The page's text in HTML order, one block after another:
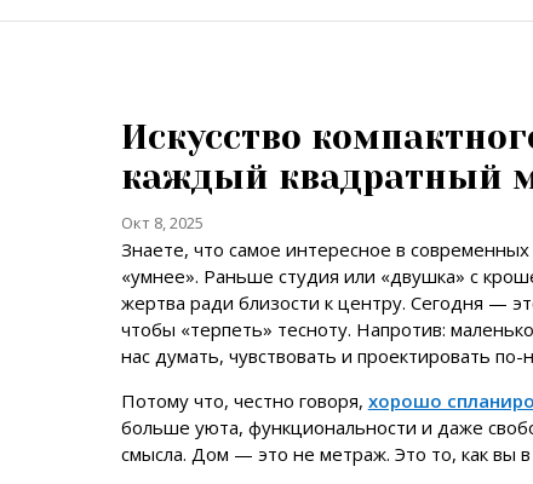
Искусство
каждый квадратный
Окт 8, 2025
Знаете, что самое интересное в
«умнее». Раньше студия или «двушка» с
жертва ради близости к центру. Сегодня —
чтобы «терпеть» тесноту. Напротив:
нас думать, чувствовать и проектировать по-
Потому что, честно говоря, хорошо
больше уюта, функциональности и даже
смысла. Дом — это не метраж. Это то, как вы